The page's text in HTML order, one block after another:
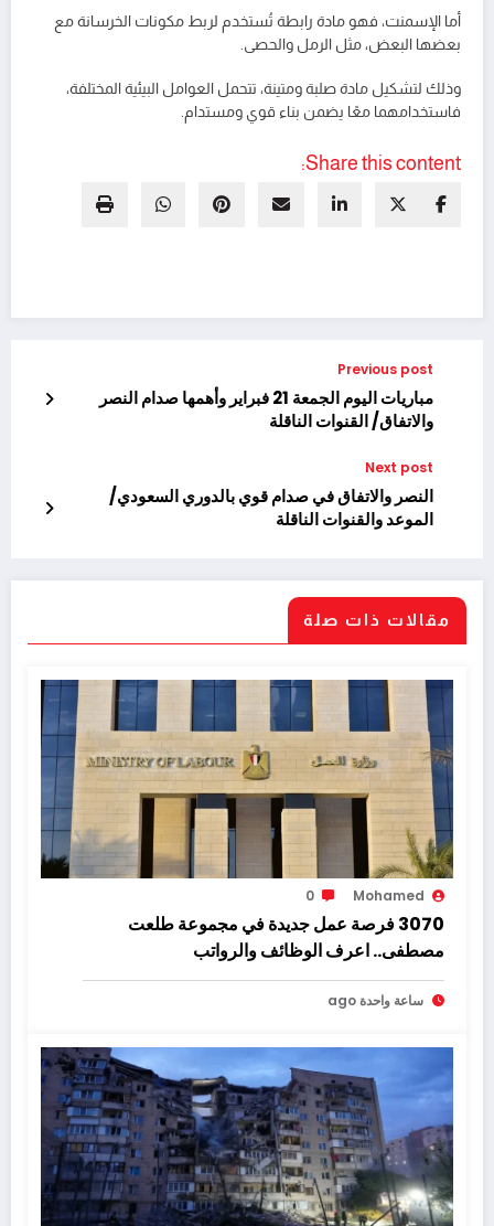
أما الإسمنت، فهو مادة رابطة تُستخدم لربط مكونات الخرسانة مع
بعضها البعض، مثل الرمل والحصى.
وذلك لتشكيل مادة صلبة ومتينة، تتحمل العوامل البيئية المختلفة،
فاستخدامهما معًا يضمن بناء قوي ومستدام.
Share this content:
Previous post
مباريات اليوم الجمعة 21 فبراير وأهمها صدام النصر
والاتفاق/ القنوات الناقلة
Next post
النصر والاتفاق في صدام قوي بالدوري السعودي/
الموعد والقنوات الناقلة
مقالات ذات صلة
Mohamed
0
3070 فرصة عمل جديدة في مجموعة طلعت
مصطفى.. اعرف الوظائف والرواتب
ساعة واحدة ago